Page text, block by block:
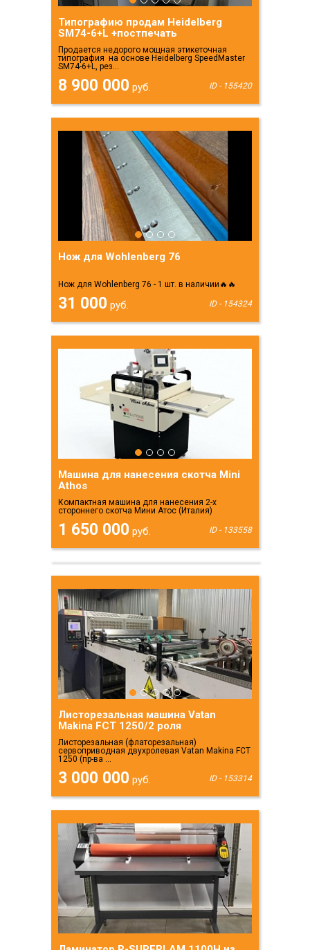
Типографию продам Heidelberg
SM74-6+L +постпечать
Продается недорого мощная этикеточная
типография на основе Heidelberg SpeedMaster
SM74-6+L, рез...
8 900 000 руб. ID - 155420
Нож для Wohlenberg 76
Нож для Wohlenberg 76 - 1 шт. в наличии🔥🔥
31 000 руб. ID - 154324
Машина для нанесения скотча Mini
Athos
Компактная машина для нанесения 2-х
стороннего скотча Мини Атос (Италия)
1 650 000 руб. ID - 133558
Листорезальная машина Vatan
Makina FCT 1250/2 роля
Листорезальная (флаторезальная)
сервоприводная двухролевая Vatan Makina FCT
1250 (пр-ва ...
3 000 000 руб. ID - 153314